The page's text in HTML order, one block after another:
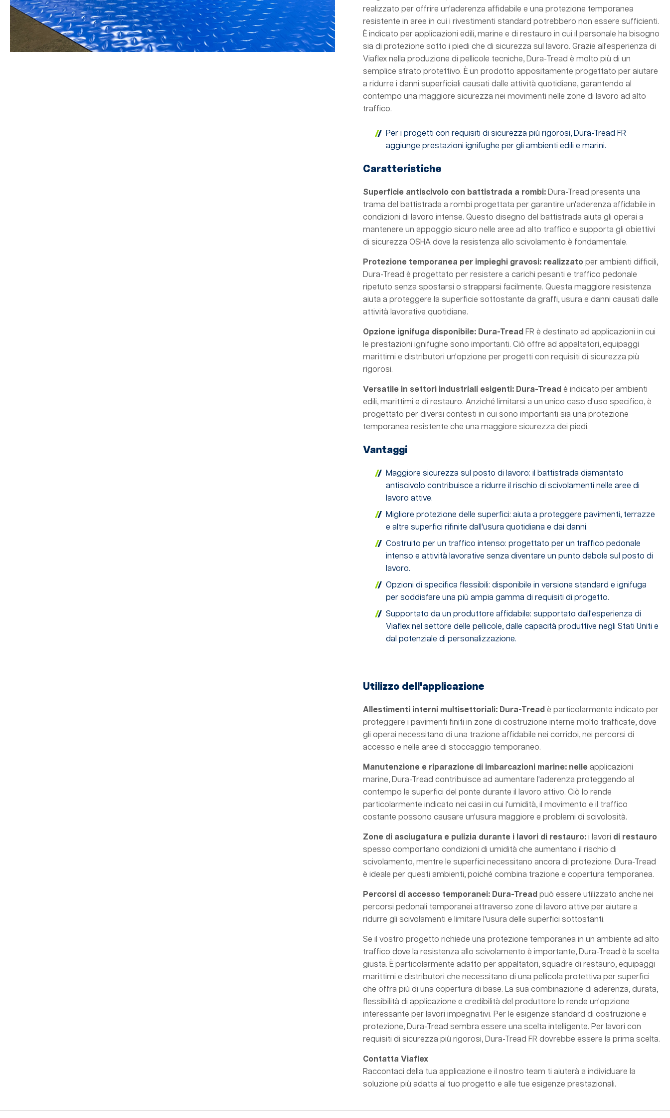
realizzato per offrire un'aderenza affidabile e una protezione temporanea
resistente in aree in cui i rivestimenti standard potrebbero non essere sufficienti.
È indicato per applicazioni edili, marine e di restauro in cui il personale ha bisogno
sia di protezione sotto i piedi che di sicurezza sul lavoro. Grazie all'esperienza di
Viaflex nella produzione di pellicole tecniche, Dura-Tread è molto più di un
semplice strato protettivo. È un prodotto appositamente progettato per aiutare
a ridurre i danni superficiali causati dalle attività quotidiane, garantendo al
contempo una maggiore sicurezza nei movimenti nelle zone di lavoro ad alto
traffico.
Per i progetti con requisiti di sicurezza più rigorosi, Dura-Tread FR
aggiunge prestazioni ignifughe per gli ambienti edili e marini.
Caratteristiche
Superficie antiscivolo con battistrada a rombi: Dura-Tread presenta una
trama del battistrada a rombi progettata per garantire un'aderenza affidabile in
condizioni di lavoro intense. Questo disegno del battistrada aiuta gli operai a
mantenere un appoggio sicuro nelle aree ad alto traffico e supporta gli obiettivi
di sicurezza OSHA dove la resistenza allo scivolamento è fondamentale.
Protezione temporanea per impieghi gravosi: realizzato per ambienti difficili,
Dura-Tread è progettato per resistere a carichi pesanti e traffico pedonale
ripetuto senza spostarsi o strapparsi facilmente. Questa maggiore resistenza
aiuta a proteggere la superficie sottostante da graffi, usura e danni causati dalle
attività lavorative quotidiane.
Opzione ignifuga disponibile: Dura-Tread FR è destinato ad applicazioni in cui
le prestazioni ignifughe sono importanti. Ciò offre ad appaltatori, equipaggi
marittimi e distributori un'opzione per progetti con requisiti di sicurezza più
rigorosi.
Versatile in settori industriali esigenti: Dura-Tread è indicato per ambienti
edili, marittimi e di restauro. Anziché limitarsi a un unico caso d'uso specifico, è
progettato per diversi contesti in cui sono importanti sia una protezione
temporanea resistente che una maggiore sicurezza dei piedi.
Vantaggi
Maggiore sicurezza sul posto di lavoro: il battistrada diamantato
antiscivolo contribuisce a ridurre il rischio di scivolamenti nelle aree di
lavoro attive.
Migliore protezione delle superfici: aiuta a proteggere pavimenti, terrazze
e altre superfici rifinite dall'usura quotidiana e dai danni.
Costruito per un traffico intenso: progettato per un traffico pedonale
intenso e attività lavorative senza diventare un punto debole sul posto di
lavoro.
Opzioni di specifica flessibili: disponibile in versione standard e ignifuga
per soddisfare una più ampia gamma di requisiti di progetto.
Supportato da un produttore affidabile: supportato dall'esperienza di
Viaflex nel settore delle pellicole, dalle capacità produttive negli Stati Uniti e
dal potenziale di personalizzazione.
Utilizzo dell'applicazione
Allestimenti interni multisettoriali: Dura-Tread è particolarmente indicato per
proteggere i pavimenti finiti in zone di costruzione interne molto trafficate, dove
gli operai necessitano di una trazione affidabile nei corridoi, nei percorsi di
accesso e nelle aree di stoccaggio temporaneo.
Manutenzione e riparazione di imbarcazioni marine: nelle applicazioni
marine, Dura-Tread contribuisce ad aumentare l'aderenza proteggendo al
contempo le superfici del ponte durante il lavoro attivo. Ciò lo rende
particolarmente indicato nei casi in cui l'umidità, il movimento e il traffico
costante possono causare un'usura maggiore e problemi di scivolosità.
Zone di asciugatura e pulizia durante i lavori di restauro: i lavori di restauro
spesso comportano condizioni di umidità che aumentano il rischio di
scivolamento, mentre le superfici necessitano ancora di protezione. Dura-Tread
è ideale per questi ambienti, poiché combina trazione e copertura temporanea.
Percorsi di accesso temporanei: Dura-Tread può essere utilizzato anche nei
percorsi pedonali temporanei attraverso zone di lavoro attive per aiutare a
ridurre gli scivolamenti e limitare l'usura delle superfici sottostanti.
Se il vostro progetto richiede una protezione temporanea in un ambiente ad alto
traffico dove la resistenza allo scivolamento è importante, Dura-Tread è la scelta
giusta. È particolarmente adatto per appaltatori, squadre di restauro, equipaggi
marittimi e distributori che necessitano di una pellicola protettiva per superfici
che offra più di una copertura di base. La sua combinazione di aderenza, durata,
flessibilità di applicazione e credibilità del produttore lo rende un'opzione
interessante per lavori impegnativi. Per le esigenze standard di costruzione e
protezione, Dura-Tread sembra essere una scelta intelligente. Per lavori con
requisiti di sicurezza più rigorosi, Dura-Tread FR dovrebbe essere la prima scelta.
Contatta Viaflex
Raccontaci della tua applicazione e il nostro team ti aiuterà a individuare la
soluzione più adatta al tuo progetto e alle tue esigenze prestazionali.